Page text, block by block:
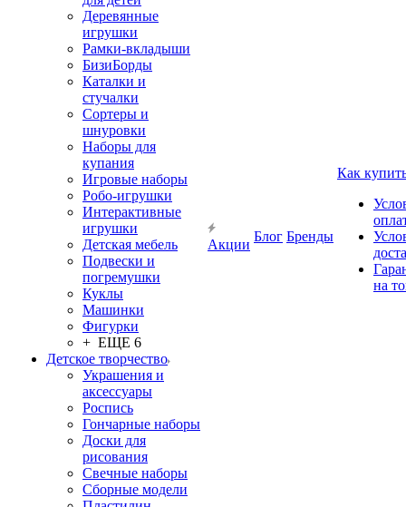
Деревянные
игрушки
Рамки-вкладыши
БизиБорды
Каталки и
стучалки
Сортеры и
шнуровки
Наборы для
купания
Игровые наборы
Робо-игрушки
Интерактивные
игрушки
Детская мебель
Подвески и
погремушки
Куклы
Машинки
Фигурки
+ ЕЩЕ 6
Детское творчество
Украшения и
аксессуары
Роспись
Гончарные наборы
Доски для
рисования
Свечные наборы
Сборные модели
Акции
Блог Бренды
Как
на